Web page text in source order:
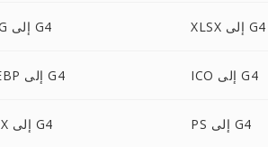
SVG إلى G4 XLSX إلى G4
WEBP إلى G4 ICO إلى G4
PGX إلى G4 PS إلى G4